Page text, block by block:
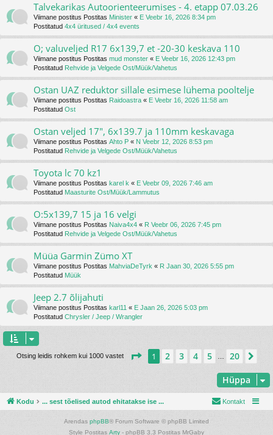
Talvekarikas Autoorienteerumises - 4. etapp 07.03.26
Viimane postitus Postitas Minister « E Veebr 16, 2026 8:34 pm
Postitatud 4x4 üritused / 4x4 events
O; valuveljed R17 6x139,7 et -20-30 keskava 110
Viimane postitus Postitas mud monster « E Veebr 16, 2026 12:43 pm
Postitatud Rehvide ja Velgede Ost/Müük/Vahetus
Ostan UAZ reduktor sillale esimese lühema pooltelje
Viimane postitus Postitas Raidoastra « E Veebr 16, 2026 11:58 am
Postitatud Ost
Ostan veljed 17", 6x139.7 ja 110mm keskavaga
Viimane postitus Postitas Ahto P « N Veebr 12, 2026 8:53 pm
Postitatud Rehvide ja Velgede Ost/Müük/Vahetus
Toyota lc 70 kz1
Viimane postitus Postitas karel k « E Veebr 09, 2026 7:46 am
Postitatud Maasturite Ost/Müük/Lammutus
O:5x139,7 15 ja 16 velgi
Viimane postitus Postitas Naiva4x4 « R Veebr 06, 2026 7:45 pm
Postitatud Rehvide ja Velgede Ost/Müük/Vahetus
Müüa Garmin Zümo XT
Viimane postitus Postitas MahviaDeTyrk « R Jaan 30, 2026 5:55 pm
Postitatud Müük
Jeep 2.7 õlijahuti
Viimane postitus Postitas karl11 « E Jaan 26, 2026 5:03 pm
Postitatud Chrysler / Jeep / Wrangler
Otsing leidis rohkem kui 1000 vastet 1 . leht 20-st
1 2 3 4 5 20
Hüppa
Kodu ... sest tõelised autod ehitatakse ise ... Kontakt
Arendas phpBB® Forum Software © phpBB Limited
Style Postitas Arty - phpBB 3.3 Postitas MrGaby